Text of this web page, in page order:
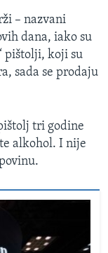
– nazvani
dana, iako su
pištolji, koji su
sada se prodaju
tri godine
alkohol. I nije